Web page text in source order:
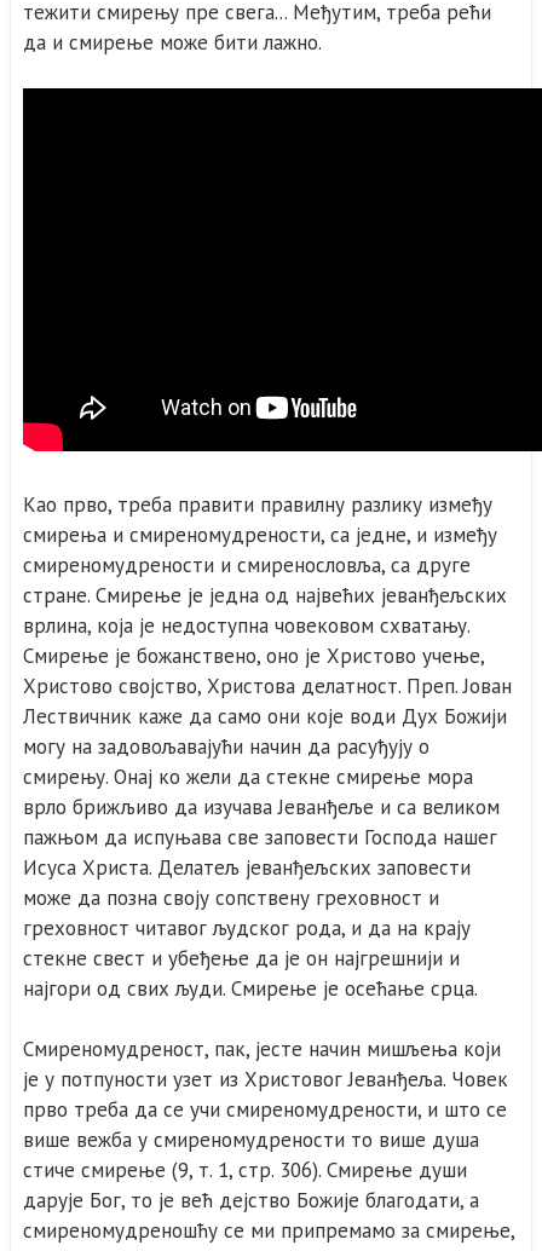
тежити смирењу пре свега... Међутим, треба рећи
да и смирење може бити лажно.
Као прво, треба правити правилну разлику између
смирења и смиреномудрености, са једне, и између
смиреномудрености и смиренословља, са друге
стране. Смирење је једна од највећих јеванђељских
врлина, која је недоступна човековом схватању.
Смирење је божанствено, оно је Христово учење,
Христово својство, Христова делатност. Преп. Јован
Лествичник каже да само они које води Дух Божији
могу на задовољавајући начин да расуђују о
смирењу. Онај ко жели да стекне смирење мора
врло брижљиво да изучава Јеванђеље и са великом
пажњом да испуњава све заповести Господа нашег
Исуса Христа. Делатељ јеванђељских заповести
може да позна своју сопствену греховност и
греховност читавог људског рода, и да на крају
стекне свест и убеђење да је он најгрешнији и
најгори од свих људи. Смирење је осећање срца.
Смиреномудреност, пак, јесте начин мишљења који
је у потпуности узет из Христовог Јеванђеља. Човек
прво треба да се учи смиреномудрености, и што се
више вежба у смиреномудрености то више душа
стиче смирење (9, т. 1, стр. 306). Смирење души
дарује Бог, то је већ дејство Божије благодати, а
смиреномудреношћу се ми припремамо за смирење,